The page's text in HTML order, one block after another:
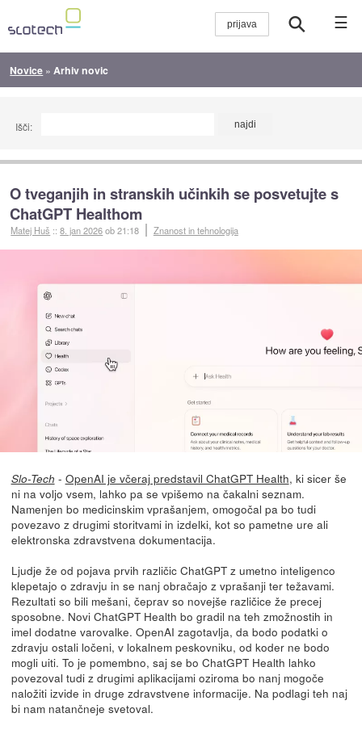
☰
Novice » Arhiv novic
Išči:
O tveganjih in stranskih učinkih se posvetujte s
ChatGPT Healthom
Matej Huš ::8. jan 2026ob 21:18 Znanost in tehnologija
Slo-Tech - OpenAI je včeraj predstavil ChatGPT Health, ki sicer še
ni na voljo vsem, lahko pa se vpišemo na čakalni seznam.
Namenjen bo medicinskim vprašanjem, omogočal pa bo tudi
povezavo z drugimi storitvami in izdelki, kot so pametne ure ali
elektronska zdravstvena dokumentacija.
Ljudje že od pojava prvih različic ChatGPT z umetno inteligenco
klepetajo o zdravju in se nanj obračajo z vprašanji ter težavami.
Rezultati so bili mešani, čeprav so novejše različice že precej
sposobne. Novi ChatGPT Health bo gradil na teh zmožnostih in
imel dodatne varovalke. OpenAI zagotavlja, da bodo podatki o
zdravju ostali ločeni, v lokalnem peskovniku, od koder ne bodo
mogli uiti. To je pomembno, saj se bo ChatGPT Health lahko
povezoval tudi z drugimi aplikacijami oziroma bo nanj mogoče
naložiti izvide in druge zdravstvene informacije. Na podlagi teh naj
bi nam natančneje svetoval.